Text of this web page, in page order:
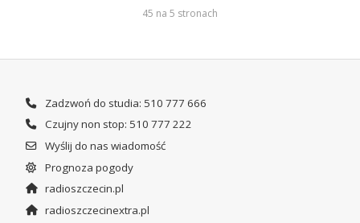
45 na 5 stronach
Zadzwoń do studia: 510 777 666
Czujny non stop: 510 777 222
Wyślij do nas wiadomość
Prognoza pogody
radioszczecin.pl
radioszczecinextra.pl